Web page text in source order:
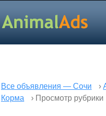
Все объявления — Сочи ›
Корма
› Просмотр рубрики